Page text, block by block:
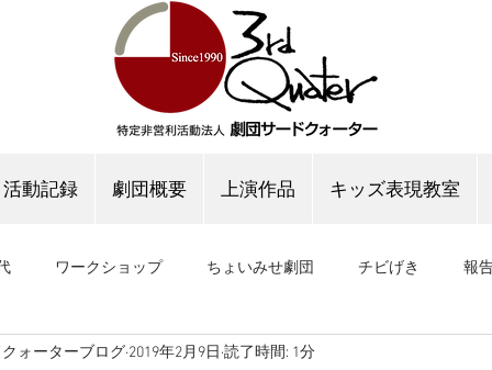
活動記録 劇団概要 上演作品 キッズ表現教室
ワークショップ ちょいみせ劇団 チビげき 報
演 稽古場公演 稽古場ブログ
ォーターブログ 2019年2月9日 読了時間: 1分